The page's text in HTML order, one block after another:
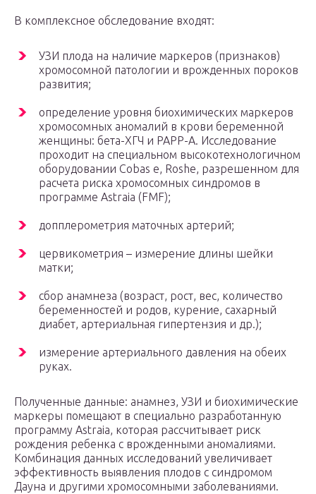
В комплексное обследование входят:
УЗИ плода на наличие маркеров (признаков)
хромосомной патологии и врожденных пороков
развития;
определение уровня биохимических маркеров
хромосомных аномалий в крови беременной
женщины: бета-ХГЧ и РАРР-А. Исследование
проходит на специальном высокотехнологичном
оборудовании Cobas e, Roshe, разрешенном для
расчета риска хромосомных синдромов в
программе Astraia (FMF);
допплерометрия маточных артерий;
цервикометрия – измерение длины шейки
матки;
сбор анамнеза (возраст, рост, вес, количество
беременностей и родов, курение, сахарный
диабет, артериальная гипертензия и др.);
измерение артериального давления на обеих
руках.
Полученные данные: анамнез, УЗИ и биохимические
маркеры помещают в специально разработанную
программу Astraia, которая рассчитывает риск
рождения ребенка с врожденными аномалиями.
Комбинация данных исследований увеличивает
эффективность выявления плодов с синдромом
Дауна и другими хромосомными заболеваниями.